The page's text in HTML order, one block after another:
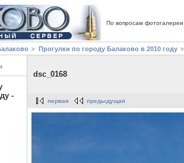
По вопросам
Прогулки по городу Балаково в 2010 году
-
dsc_0168
первая предыдущая